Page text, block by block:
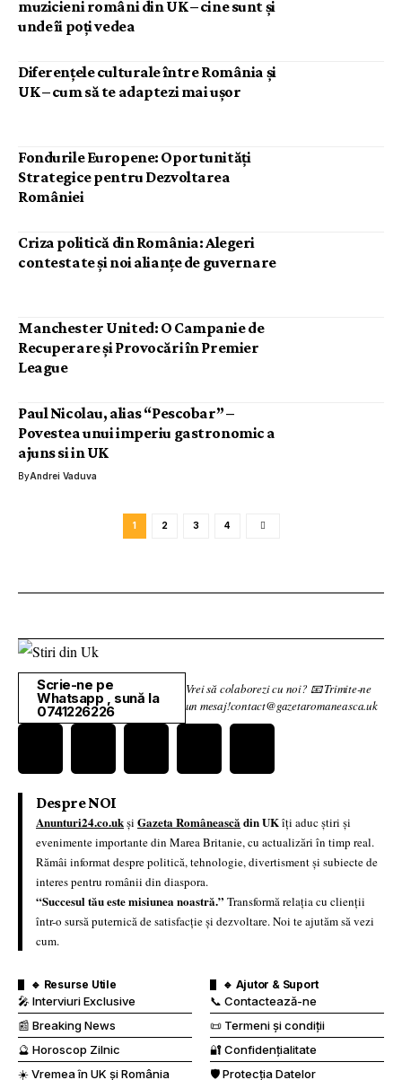
muzicieni români din UK – cine sunt și
unde îi poți vedea
Diferențele culturale între România și
UK – cum să te adaptezi mai ușor
Fondurile Europene: Oportunități
Strategice pentru Dezvoltarea
României
Criza politică din România: Alegeri
contestate și noi alianțe de guvernare
Manchester United: O Campanie de
Recuperare și Provocări în Premier
League
Paul Nicolau, alias “Pescobar” –
Povestea unui imperiu gastronomic a
ajuns si in UK
ByAndrei Vaduva
1 2 3 4
Scrie-ne pe
Whatsapp , sună la
0741226226
Vrei să colaborezi cu noi? 📧 Trimite-ne
un mesaj!contact@gazetaromaneasca.uk
Despre NOI
Anunturi24.co.ukși Gazeta Românească din UKîți aduc știri și
evenimente importante din Marea Britanie, cu actualizări în timp real.
Rămâi informat despre politică, tehnologie, divertisment și subiecte de
interes pentru românii din diaspora.
“Succesul tău este misiunea noastră.” Transformă relația cu clienții
într-o sursă puternică de satisfacție și dezvoltare. Noi te ajutăm să vezi
cum.
🔹 Resurse Utile
🎤 Interviuri Exclusive
📰 Breaking News
🔮 Horoscop Zilnic
☀️ Vremea în UK și România
🔹 Ajutor & Suport
📞 Contactează-ne
📜 Termeni și condiții
🔐 Confidențialitate
🛡️ Protecția Datelor